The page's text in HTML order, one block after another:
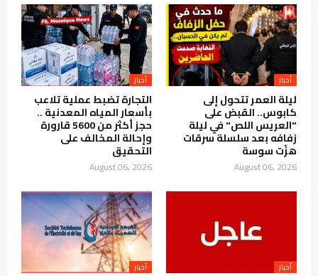
أخبار
ليلة العمر تتحول إلى
كابوس.. القبض على
"العريس اللص" في ليلة
زفافه بعد سلسلة سرقات
هزّت سوسة
August 06, 2026
أخبار
التجارة تضبط عملية تلاعب
بأسعار المياه المعدنية ..
حجز أكثر من 5600 قارورة
وإحالة المخالف على
التحقيق
August 06, 2026
أخبار أخبار